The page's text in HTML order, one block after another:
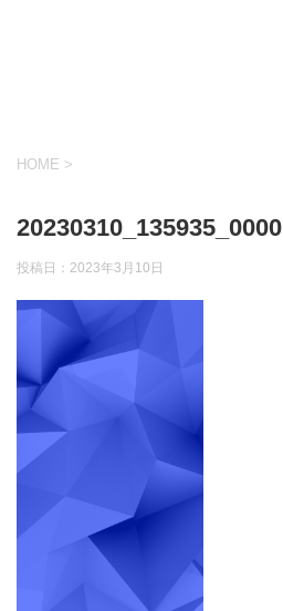
HOME >
20230310_135935_0000
投稿日： 2023年3月10日